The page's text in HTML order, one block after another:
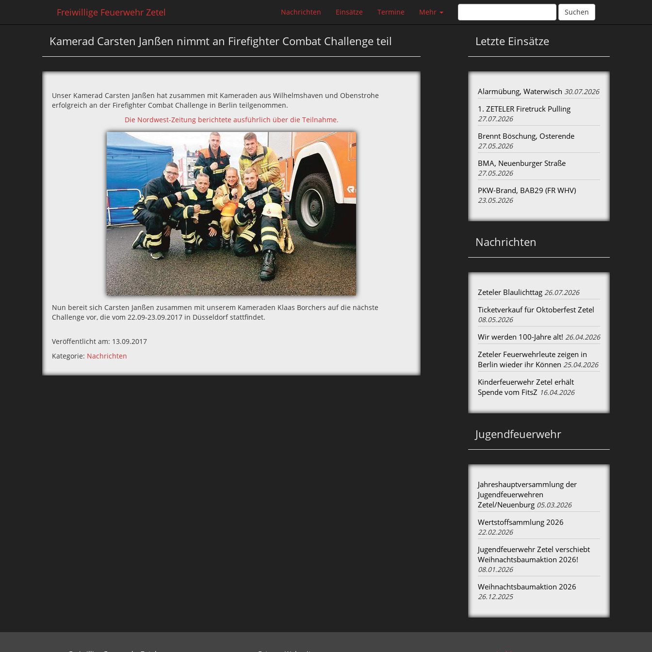
Freiwillige Feuerwehr Zetel Suchen
Nachrichten Einsätze Termine Mehr
Kamerad Carsten Janßen nimmt an Firefighter Combat Challenge teil
Unser Kamerad Carsten Janßen hat zusammen mit Kameraden aus Wilhelmshaven und Obenstrohe
erfolgreich an der Firefighter Combat Challenge in Berlin teilgenommen.
Die Nordwest-Zeitung berichtete ausführlich über die Teilnahme.
Nun bereit sich Carsten Janßen zusammen mit unserem Kameraden Klaas Borchers auf die nächste
Challenge vor, die vom 22.09-23.09.2017 in Düsseldorf stattfindet.
Veröffentlicht am: 13.09.2017
Kategorie: Nachrichten
Letzte Einsätze
Alarmübung, Waterwisch 30.07.2026
1. ZETELER Firetruck Pulling
27.07.2026
Brennt Böschung, Osterende
27.05.2026
BMA, Neuenburger Straße
27.05.2026
PKW-Brand, BAB29 (FR WHV)
23.05.2026
Nachrichten
Zeteler Blaulichttag 26.07.2026
Ticketverkauf für Oktoberfest Zetel
08.05.2026
Wir werden 100-Jahre alt! 26.04.2026
Zeteler Feuerwehrleute zeigen in
Berlin wieder ihr Können 25.04.2026
Kinderfeuerwehr Zetel erhält
Spende vom FitsZ 16.04.2026
Jugendfeuerwehr
Jahreshauptversammlung der
Jugendfeuerwehren
Zetel/Neuenburg 05.03.2026
Wertstoffsammlung 2026
22.02.2026
Jugendfeuerwehr Zetel verschiebt
Weihnachtsbaumaktion 2026!
08.01.2026
Weihnachtsbaumaktion 2026
26.12.2025